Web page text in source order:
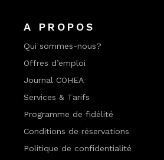
A PROPOS
Qui sommes-nous?
Offres d’emploi
Journal COHEA
Services & Tarifs
Programme de fidélité
Conditions de réservations
Politique de confidentialité